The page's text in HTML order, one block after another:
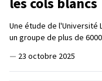
Une étude de l'Université
un groupe de plus de
— 23 octobre 2025